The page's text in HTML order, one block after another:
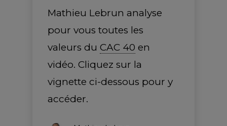
Mathieu Lebrun analyse
pour vous toutes les
valeurs duCAC 40 en
vidéo. Cliquez sur la
vignette ci-dessous pour y
accéder.